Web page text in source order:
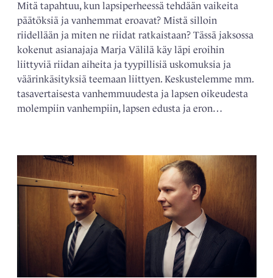
Mitä tapahtuu, kun lapsiperheessä tehdään vaikeita
päätöksiä ja vanhemmat eroavat? Mistä silloin
riidellään ja miten ne riidat ratkaistaan? Tässä jaksossa
kokenut asianajaja Marja Välilä käy läpi eroihin
liittyviä riidan aiheita ja tyypillisiä uskomuksia ja
väärinkäsityksiä teemaan liittyen. Keskustelemme mm.
tasavertaisesta vanhemmuudesta ja lapsen oikeudesta
molempiin vanhempiin, lapsen edusta ja eron…